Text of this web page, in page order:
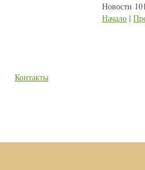
Новости
Начало |
Контакты